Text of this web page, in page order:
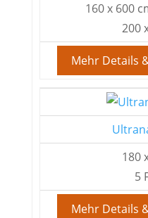
160 x 600
200
Mehr Details
180
5
Mehr Details